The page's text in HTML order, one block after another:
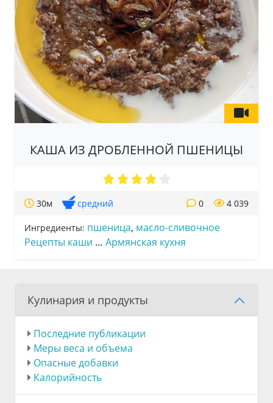
КАША ИЗ ДРОБЛЕННОЙ ПШЕНИЦЫ
30м средний 4 039
0
Ингредиенты: пшеница, масло-сливочное
Рецепты каши … Армянская кухня
Кулинария и продукты
Последние публикации
Меры веса и объема
Опасные добавки
Калорийность